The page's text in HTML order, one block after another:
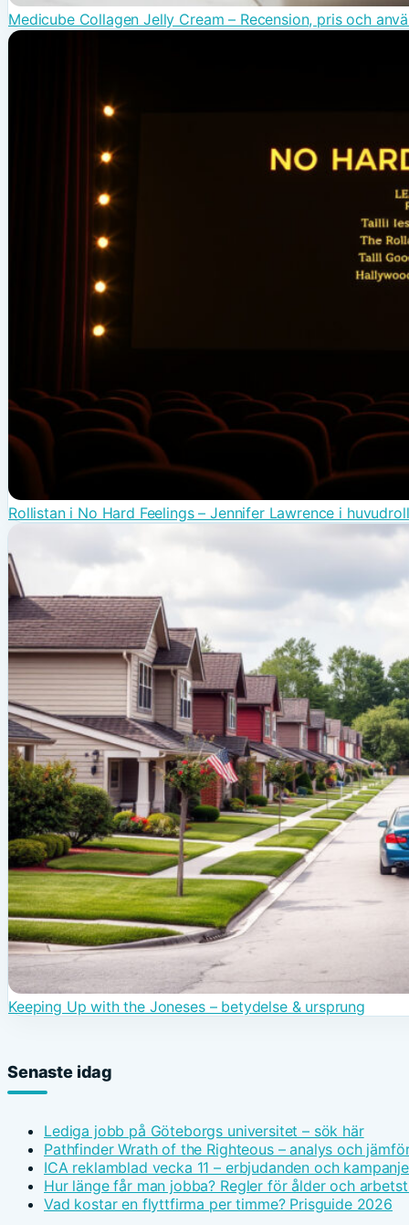
Medicube Collagen Jelly Cream – Recension, pris och
Rollistan i No Hard Feelings – Jennifer Lawrence i
Keeping Up with the Joneses – betydelse & ursprung
Senaste idag
Lediga jobb på Göteborgs universitet – sök här
Pathfinder Wrath of the Righteous – analys och
ICA reklamblad vecka 11 – erbjudanden och
Hur länge får man jobba? Regler för ålder och
Vad kostar en flyttfirma per timme? Prisguide 2026